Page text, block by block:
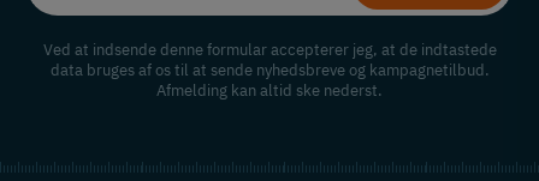
Ved at indsende denne formular accepterer jeg, at de indtastede
data bruges af os til at sende nyhedsbreve og kampagnetilbud.
Afmelding kan altid ske nederst.